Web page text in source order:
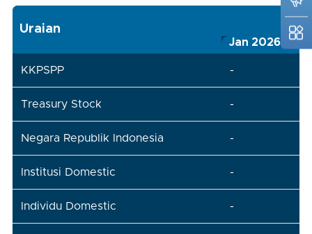
Uraian
Jan 2026
KKPSPP -
Treasury Stock -
Negara Republik Indonesia -
Institusi Domestic -
Individu Domestic -